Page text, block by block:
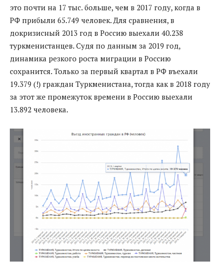
это почти на 17 тыс. больше, чем в 2017 году, когда в
РФ прибыли 65.749 человек. Для сравнения, в
докризисный 2013 год в Россию выехали 40.238
туркменистанцев. Судя по данным за 2019 год,
динамика резкого роста миграции в Россию
сохранится. Только за первый квартал в РФ въехали
19.379 (!) граждан Туркменистана, тогда как в 2018 году
за этот же промежуток времени в Россию выехали
13.892 человека.